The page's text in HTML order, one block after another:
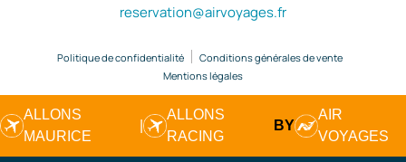
reservation@airvoyages.fr
Politique de confidentialité
Conditions générales de vente
Mentions légales
ALLONS
MAURICE
|
ALLONS
RACING
BY
AIR
VOYAGES